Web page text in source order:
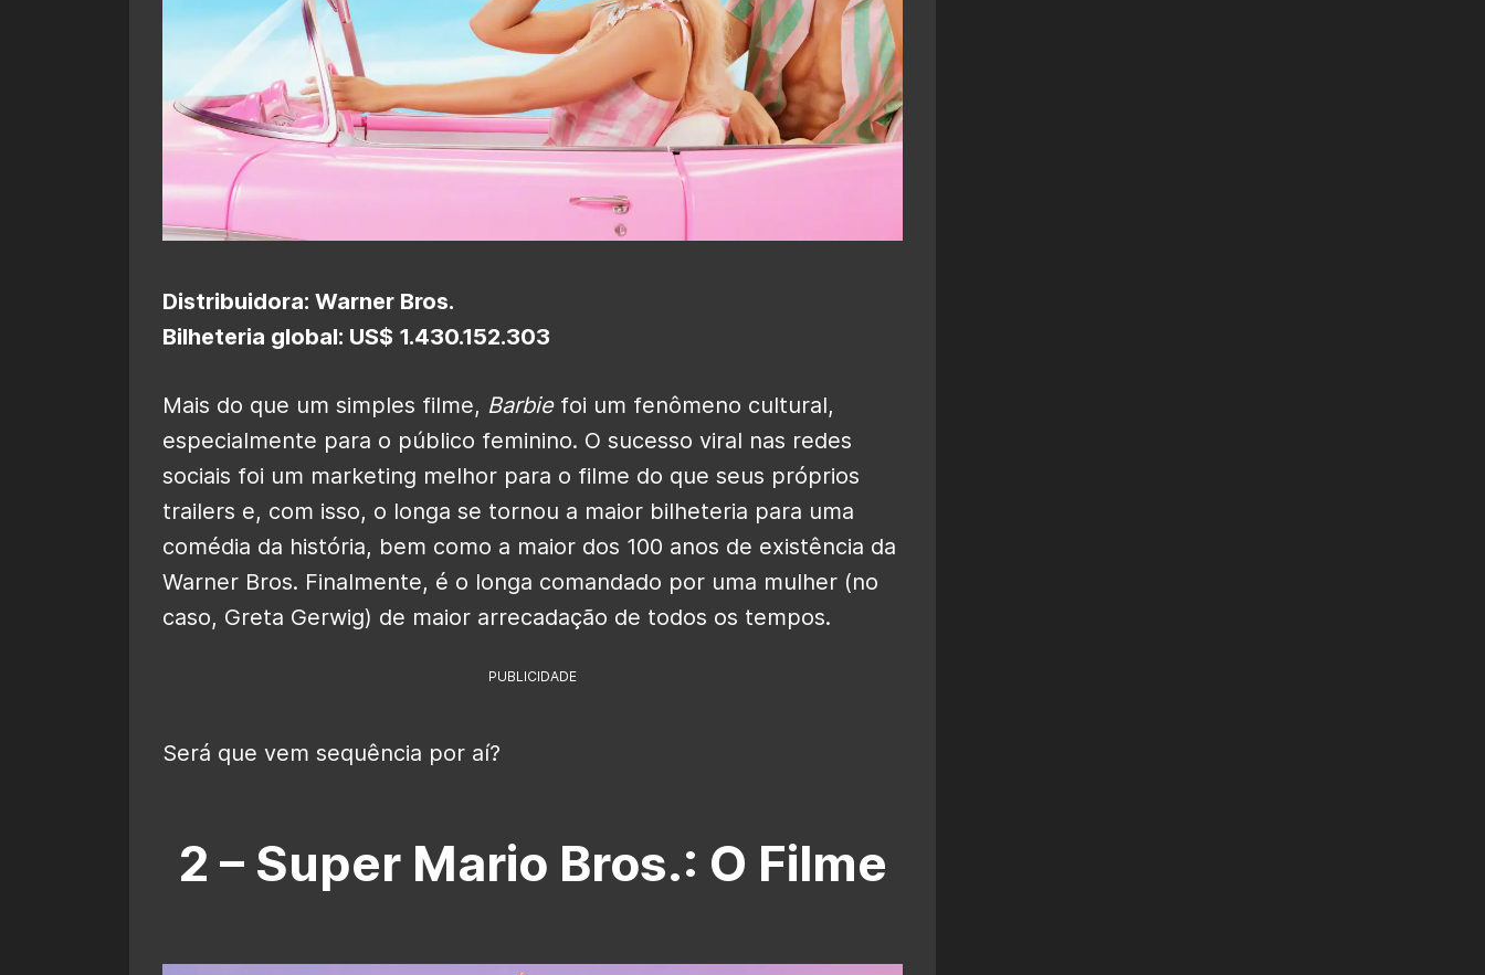
Distribuidora: Warner Bros.
Bilheteria global: US$ 1.430.152.303
Mais do que um simples filme, Barbiefoi um fenômeno cultural,
especialmente para o público feminino. O sucesso viral nas redes
sociais foi um marketing melhor para o filme do que seus próprios
trailers e, com isso, o longa se tornou a maior bilheteria para uma
comédia da história, bem como a maior dos 100 anos de existência da
Warner Bros. Finalmente, é o longa comandado por uma mulher (no
caso, Greta Gerwig) de maior arrecadação de todos os tempos.
PUBLICIDADE
Será que vem sequência por aí?
2 – Super Mario Bros.: O Filme